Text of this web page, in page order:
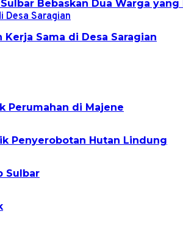
Bebaskan Dua Warga
Sama di Desa Saragian
Perumahan di Majene
Penyerobotan Hutan Lindung
Sulbar